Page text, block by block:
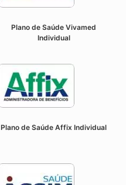
Plano de Saúde Vivamed
Individual
Plano de Saúde Affix Individual